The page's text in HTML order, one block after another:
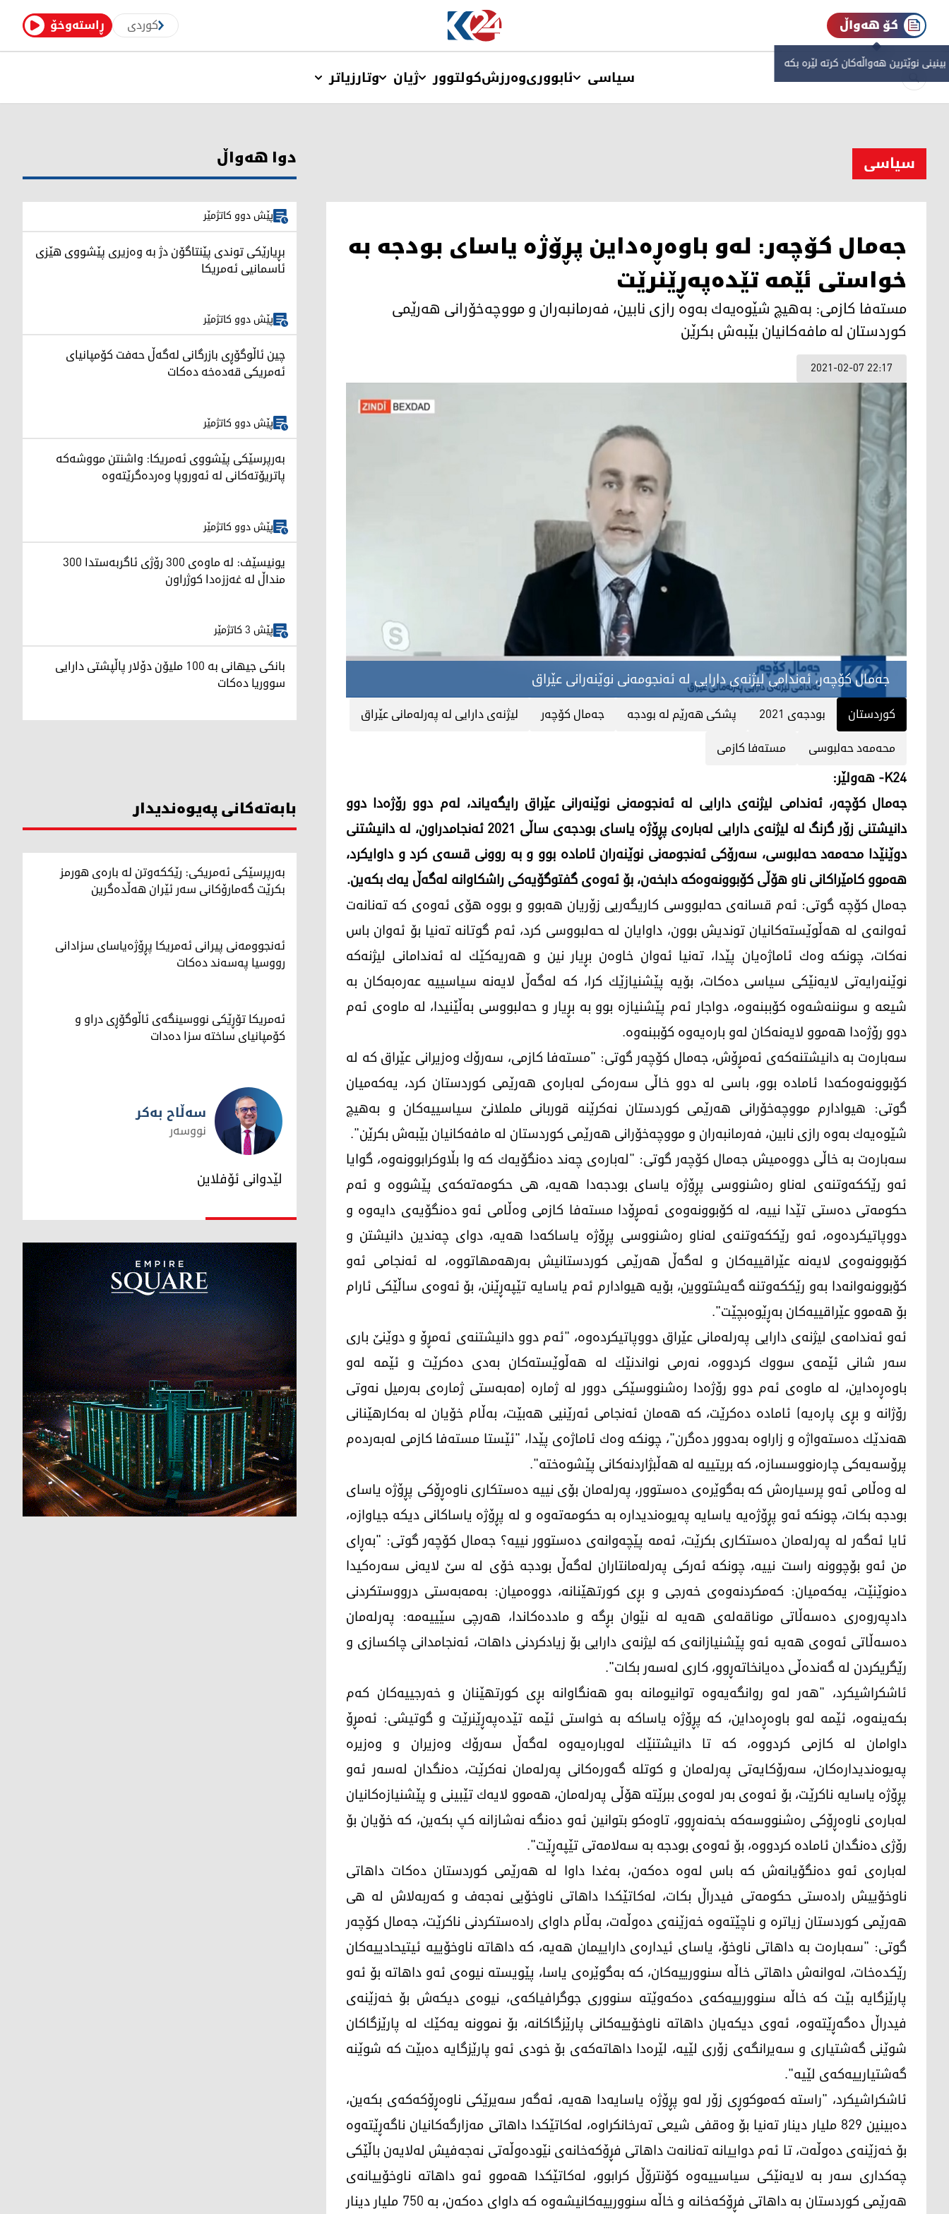
ڕاستەوخۆ کوردی کۆ هەواڵ
نوێترین هەواڵەکان کرتە لێرە بکە
سیاسی ئابووریوەرزشکولتوور ژیان وتارزیاتر
سیاسی
جه‌مال كۆچه‌ر:‌ له‌و باوه‌ڕه‌داین پڕۆژه‌ یاسای بودجه‌ به‌
خواستی ئێمه‌ تێده‌په‌ڕێنرێت
مسته‌فا كازمی: به‌هیچ شێوه‌یه‌ك به‌وه‌ رازی نابین، فه‌رمانبه‌ران و مووچه‌خۆرانی هه‌رێمی
كوردستان له‌ مافه‌كانیان بێبه‌ش بكرێن
2021-02-07 22:17
جه‌مال كۆچه‌ر، ئه‌ندامی لیژنه‌ی دارایی له‌ ئه‌نجومه‌نی نوێنه‌رانی عێراق
کوردستان بودجه‌ی 2021 پشكی هه‌رێم له‌ بودجه‌ جه‌مال كۆچه‌ر
لیژنه‌ی دارایی له‌ په‌رله‌مانی عێراق
محه‌مه‌د حه‌لبوسی
مسته‌فا كازمی
K24- هه‌ولێر:
جه‌مال كۆچه‌ر، ئه‌ندامی لیژنه‌ی دارایی له‌ ئه‌نجومه‌نی نوێنه‌رانی عێراق رایگه‌یاند، له‌م دوو رۆژه‌دا دوو
دانیشتنی زۆر گرنگ له‌ لیژنه‌ی دارایی له‌باره‌ی پڕۆژه‌ یاسای بودجه‌ی ساڵی 2021 ئه‌نجامدراون، له‌ دانیشتنی
دوێنێدا محه‌مه‌د حه‌لبوسی، سه‌رۆكی ئه‌نجومه‌نی نوێنه‌ران ئاماده‌ بوو و به‌ روونی قسه‌ی كرد و داوایكرد،
هه‌موو كامێراكانی ناو هۆڵی كۆبوونه‌وه‌كه‌ دابخه‌ن، بۆ ئه‌وه‌ی گفتوگۆیه‌كی راشكاوانه‌ له‌گه‌ڵ یه‌ك بكه‌ین.
جه‌مال كۆچه‌ گوتی: ئه‌م قسانه‌ی حه‌لبووسی كاریگه‌ریی زۆریان هه‌بوو و بووه‌ هۆی ئه‌وه‌ی كه‌ ته‌نانه‌ت
ئه‌وانه‌ی له‌ هه‌ڵوێسته‌كانیان توندیش بوون، داوایان له‌ حه‌لبووسی كرد،‌ ئه‌م گوتانه‌ ته‌نیا بۆ ئه‌وان باس
نه‌كات، چونكه‌ وه‌ك ئاماژه‌یان پێدا، ته‌نیا ئه‌وان خاوه‌ن بڕیار نین و هه‌ریه‌كێك له‌ ئه‌ندامانی لیژنه‌كه‌
نوێنه‌رایه‌تی لایه‌نێكی سیاسی ده‌كات، بۆیه‌ پێشنیازێك كرا، كه‌ له‌گه‌ڵ لایه‌نه‌ سیاسییه‌ عه‌ره‌به‌كان به‌
شیعه‌ و سوننه‌شه‌وه‌ كۆببنه‌وه‌، دواجار ئه‌م پێشنیازه‌ بوو به‌ بڕیار و حه‌لبووسی به‌ڵێنیدا، له‌ ماوه‌ی ئه‌م
دوو رۆژه‌دا هه‌موو لایه‌نه‌كان له‌و باره‌یه‌وه‌ كۆببنه‌وه‌.
سه‌باره‌ت به‌ دانیشتنه‌كه‌ی ئه‌مڕۆش، جه‌مال كۆچه‌ر گوتی: "مسته‌فا كازمی، سه‌رۆك وه‌زیرانی عێراق كه‌ له‌
كۆبوونه‌وه‌كه‌دا ئاماده‌ بوو، باسی له‌ دوو خاڵی سه‌ره‌كی له‌باره‌ی هه‌رێمی كوردستان كرد، یه‌كه‌میان
گوتی: هیوادارم مووچه‌خۆرانی هه‌رێمی كوردستان نه‌كرێنه‌ قوربانی ململانێ سیاسییه‌كان و به‌هیچ
شێوه‌یه‌ك به‌وه‌ رازی نابین، فه‌رمانبه‌ران و مووچه‌خۆرانی هه‌رێمی كوردستان له‌ مافه‌كانیان بێبه‌ش بكرێن".
سه‌باره‌ت به‌ خاڵی دووه‌میش جه‌مال كۆچه‌ر گوتی: "له‌باره‌ی چه‌ند ده‌نگۆیه‌ك كه‌ وا بڵاوكرابوونه‌وه‌، گوایا
ئه‌و رێككه‌وتنه‌ی له‌ناو ره‌شنووسی پڕۆژه‌ یاسای بودجه‌دا هه‌یه‌، هی حكومه‌ته‌كه‌ی پێشووه‌ و ئه‌م
حكومه‌تی ده‌ستی تێدا نییه‌، له‌ كۆبوونه‌وه‌ی ئه‌مڕۆدا مسته‌فا كازمی وه‌ڵامی ئه‌و ده‌نگۆیه‌ی دایه‌وه‌ و
دووپاتیكرده‌وه‌، ئه‌و رێككه‌وتنه‌ی له‌ناو ره‌شنووسی پڕۆژه‌ یاساكه‌دا هه‌یه‌، دوای چه‌ندین دانیشتن و
كۆبوونه‌وه‌ی لایه‌نه‌ عێراقییه‌كان و له‌گه‌ڵ هه‌رێمی كوردستانیش به‌رهه‌مهاتووه‌، له‌ ئه‌نجامی ئه‌و
كۆبوونه‌وانه‌دا به‌و رێككه‌وتنه‌ گه‌یشتووین، بۆیه‌ هیوادارم ئه‌م یاسایه‌ تێپه‌ڕێنن، بۆ ئه‌وه‌ی ساڵێكی ئارام
بۆ هه‌موو عێراقییه‌كان به‌ڕێوه‌بچێت".
ئه‌و ئه‌ندامه‌ی لیژنه‌ی دارایی په‌رله‌مانی عێراق دووپاتیكرده‌وه‌، "ئه‌م دوو دانیشتنه‌ی ئه‌مڕۆ و دوێنێ باری
سه‌ر شانی ئێمه‌ی سووك كردووه‌، نه‌رمی نواندنێك له‌ هه‌ڵوێسته‌كان به‌دی ده‌كرێت و ئێمه‌ له‌و
باوه‌ڕه‌داین، له‌ ماوه‌ی ئه‌م دوو رۆژه‌دا ره‌شنووسێكی دوور له‌ ژماره‌ (مه‌به‌ستی ژماره‌ی به‌رمیل نه‌وتی
رۆژانه‌ و بڕی پاره‌یه‌) ئاماده‌ ده‌كرێت، كه‌ هه‌مان ئه‌نجامی ئه‌رێنیی هه‌بێت، به‌ڵام خۆیان له‌ به‌كارهێنانی
هه‌ندێك ده‌سته‌واژه‌ و زاراوه‌ به‌دوور ده‌گرن"، چونكه‌ وه‌ك ئاماژه‌ی پێدا، "ئێستا مسته‌فا كازمی له‌به‌رده‌م
پرۆسه‌یه‌كی چاره‌نووسسازه‌، كه‌ بریتییه‌ له‌ هه‌ڵبژاردنه‌كانی پێشوه‌خته‌".
له‌ وه‌ڵامی ئه‌و پرسیاره‌ش كه‌ به‌گوێره‌ی ده‌ستوور، په‌رله‌مان بۆی نییه‌ ده‌ستكاری ناوه‌ڕۆكی پڕۆژه‌ یاسای
بودجه‌ بكات، چونكه‌ ئه‌و پڕۆژه‌یه‌ یاسایه‌ په‌یوه‌ندیداره‌ به‌ حكومه‌ته‌وه‌ و له‌ پڕۆژه‌ یاساكانی دیكه‌ جیاوازه‌،
ئایا ئه‌گه‌ر له‌ په‌رله‌مان ده‌ستكاری بكرێت، ئه‌مه‌ پێچه‌وانه‌ی ده‌ستوور نییه‌؟ جه‌مال كۆچه‌ر گوتی: "به‌ڕای
من ئه‌و بۆچوونه‌ راست نییه‌، چونكه‌ ئه‌ركی په‌رله‌مانتاران له‌گه‌ڵ بودجه‌ خۆی له‌ سێ لایه‌نی سه‌ره‌كیدا
ده‌نوێنێت، یه‌كه‌میان: كه‌مكردنه‌وه‌ی خه‌رجی و بڕی كورتهێنانه‌، دووه‌میان: به‌مه‌به‌ستی درووستكردنی
دادپه‌روه‌ری ده‌سه‌ڵاتی موناقه‌له‌ی هه‌یه‌ له‌ نێوان بڕگه‌ و مادده‌كاندا، هه‌رچی سێییه‌مه‌: په‌رله‌مان
ده‌سه‌ڵاتی ئه‌وه‌ی هه‌یه‌ ئه‌و پێشنیازانه‌ی كه‌ لیژنه‌ی دارایی بۆ زیادكردنی داهات، ئه‌نجامدانی چاكسازی و
رێگریكردن له‌ گه‌نده‌ڵی ده‌یانخاته‌ڕوو، كاری له‌سه‌ر بكات".
ئاشكراشیكرد، "هه‌ر له‌و روانگه‌یه‌وه‌ توانیومانه‌ به‌و هه‌نگاوانه‌ بڕی كورتهێنان و خه‌رجییه‌كان كه‌م
بكه‌ینه‌وه‌، ئێمه‌ له‌و باوه‌ڕه‌داین، كه‌ پڕۆژه‌ یاساكه‌ به‌ خواستی ئێمه‌ تێده‌په‌ڕێنرێت و گوتیشی: ئه‌مڕۆ
داوامان له‌ كازمی كردووه‌، كه‌ تا دانیشتنێك له‌وباره‌یه‌وه‌ له‌گه‌ڵ سه‌رۆك وه‌زیران و وه‌زیره‌
په‌یوه‌ندیداره‌كان، سه‌رۆكایه‌تی په‌رله‌مان و كوتله‌ گه‌وره‌كانی په‌رله‌مان نه‌كرێت، ده‌نگدان له‌سه‌ر ئه‌و
پڕۆژه‌ یاسایه‌ ناكرێت، بۆ ئه‌وه‌ی به‌ر له‌وه‌ی ببرێته‌ هۆڵی په‌رله‌مان، هه‌موو لایه‌ك تێبینی و پێشنیازه‌كانیان
له‌باره‌ی ناوه‌ڕۆكی ره‌شنووسه‌كه‌ بخه‌نه‌ڕوو، تاوه‌كو بتوانین ئه‌و ده‌نگه‌ نه‌شازانه‌ كپ بكه‌ین، كه‌ خۆیان بۆ
رۆژی ده‌نگدان ئاماده‌ كردووه‌، بۆ ئه‌وه‌ی بودجه‌ به‌ سه‌لامه‌تی تێپه‌ڕێت".
له‌باره‌ی ئه‌و ده‌نگۆیانه‌ش كه‌ باس له‌وه‌ ده‌كه‌ن، به‌غدا داوا له‌ هه‌رێمی كوردستان ده‌كات داهاتی
ناوخۆییش راده‌ستی حكومه‌تی فیدراڵ بكات، له‌كاتێكدا داهاتی ناوخۆیی نه‌جه‌ف و كه‌ربه‌لاش له‌ هی
هه‌رێمی كوردستان زیاتره‌ و ناچێته‌وه‌ خه‌زێنه‌ی ده‌وڵه‌ت، به‌ڵام داوای راده‌ستكردنی ناكرێت، جه‌مال كۆچه‌ر
گوتی: "سه‌باره‌ت به‌ داهاتی ناوخۆ، یاسای ئیداره‌ی داراییمان هه‌یه‌، كه‌ داهاته‌ ناوخۆییه‌ ئیتیحادییه‌كان
رێكده‌خات، له‌وانه‌ش داهاتی خاڵه‌ سنوورییه‌كان، كه‌ به‌گوێره‌ی یاسا، پێویسته‌ نیوه‌ی ئه‌و داهاته‌ بۆ ئه‌و
پارێزگایه‌ بێت كه‌ خاڵه‌ سنوورییه‌كه‌ی ده‌كه‌وێته‌ سنووری جوگرافیاكه‌ی، نیوه‌ی دیكه‌ش بۆ خه‌زێنه‌ی
فیدراڵ ده‌گه‌ڕێته‌وه‌، ئه‌وی دیكه‌یان داهاته‌ ناوخۆییه‌كانی پارێزگاكانه‌، بۆ نموونه‌ یه‌كێك له‌ پارێزگاكان
شوێنی گه‌شتیاری و سه‌یرانگه‌ی زۆری لێیه‌، لێره‌دا داهاته‌كه‌ی بۆ خودی ئه‌و پارێزگایه‌ ده‌بێت كه‌ شوێنه‌
گه‌شتیارییه‌كه‌ی لێیه‌".
ئاشكراشیكرد، "راسته‌ كه‌موكوڕی زۆر له‌و پڕۆژه‌ یاسایه‌دا هه‌یه‌، ئه‌گه‌ر سه‌یرێكی ناوه‌ڕۆكه‌كه‌ی بكه‌ین،
ده‌بینین 829 ملیار دینار ته‌نیا بۆ وه‌قفی شیعی ته‌رخانكراوه‌، له‌كاتێكدا داهاتی مه‌زارگه‌كانیان ناگه‌ڕێته‌وه‌
بۆ خه‌زێنه‌ی ده‌وڵه‌ت، تا ئه‌م دواییانه‌ ته‌نانه‌ت داهاتی فڕۆكه‌خانه‌ی نێوده‌وڵه‌تی نه‌جه‌فیش له‌لایه‌ن باڵێكی
چه‌كداری سه‌ر به‌ لایه‌نێكی سیاسییه‌وه‌ كۆنترۆڵ كرابوو، له‌كاتێكدا هه‌موو ئه‌و داهاته‌ ناوخۆییانه‌ی
هه‌رێمی كوردستان به‌ داهاتی فڕۆكه‌خانه‌ و خاڵه‌ سنوورییه‌كانیشه‌وه‌ كه‌ داوای ده‌كه‌ن، به‌ 750 ملیار دینار
دوا هەواڵ
پێش دوو کاتژمێر
بڕیارێکی توندی پێنتاگۆن دژ بە وەزیری پێشووی هێزی
ئاسمانیی ئەمریکا
پێش دوو کاتژمێر
چین ئاڵوگۆڕی بازرگانی لەگەڵ حەفت کۆمپانیای
ئەمریکی قەدەخە دەکات
پێش دوو کاتژمێر
بەرپرسێکی پێشووی ئەمریکا: واشنتن مووشەکە
پاتریۆتەکانی لە ئەوروپا وەردەگرێتەوە
پێش دوو کاتژمێر
یونیسێف: لە ماوەی 300 رۆژی ئاگربەستدا 300
منداڵ لە غەززەدا کوژراون
پێش 3 کاتژمێر
بانکی جیهانی بە 100 ملیۆن دۆلار پاڵپشتی دارایی
سووریا دەکات
بابەتەکانی پەیوەندیدار
بەرپرسێکی ئەمریکی: رێککەوتن لە بارەی هورمز
بکرێت گەمارۆکانی سەر ئێران هەڵدەگرین
ئەنجوومەنی پیرانی ئەمریکا پڕۆژەیاسای سزادانی
رووسیا په‌سه‌ند ده‌كات
ئەمریکا تۆڕێکی نووسینگەی ئاڵوگۆڕی دراو و
کۆمپانیای ساختە سزا دەدات
سەڵاح بەکر
سەڵاح بەکر
نووسەر
لێدوانی ئۆفلاین